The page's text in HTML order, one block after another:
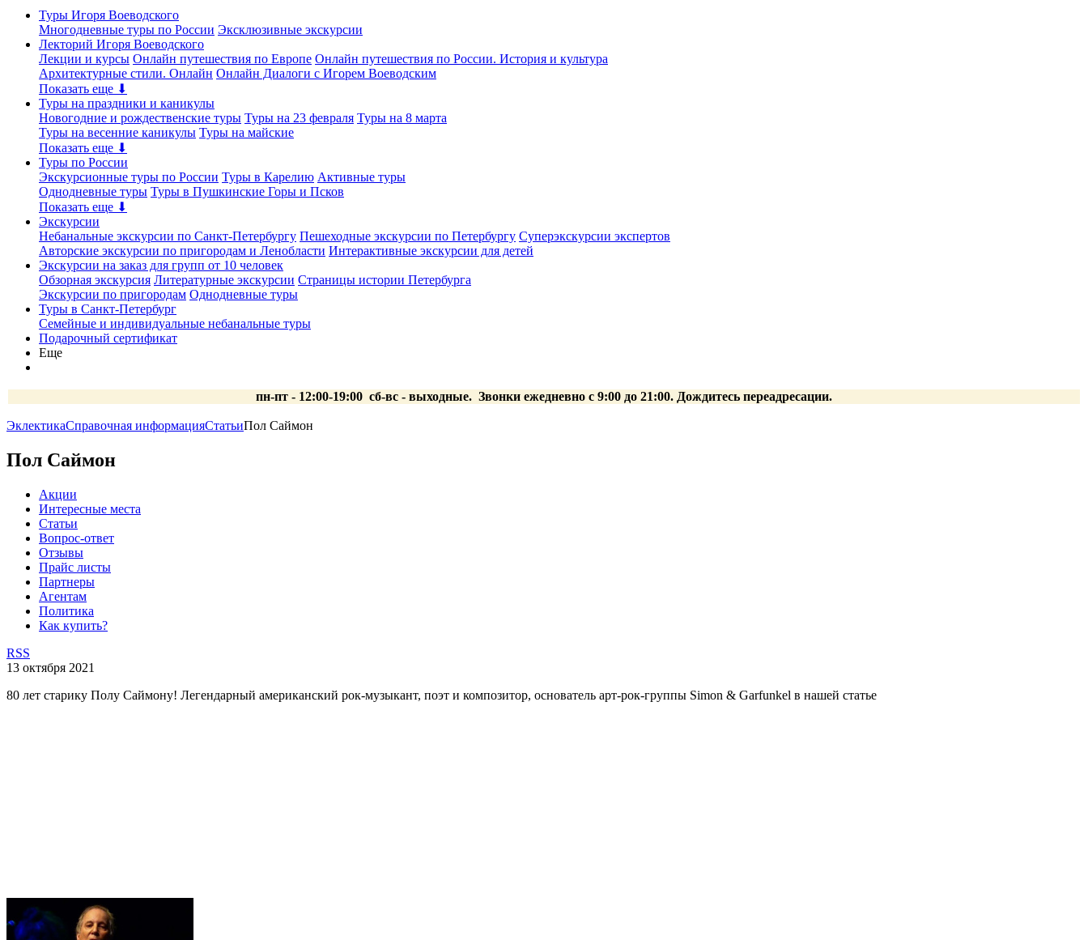
Туры Игоря Воеводского
Многодневные туры по России Эксклюзивные экскурсии
Лекторий Игоря Воеводского
Лекции и курсы Онлайн путешествия по Европе Онлайн путешествия по России. История и культура
Архитектурные стили. Онлайн Онлайн Диалоги с Игорем Воеводским
Показать еще ⬇
Туры на праздники и каникулы
Новогодние и рождественские туры Туры на 23 февраля Туры на 8 марта
Туры на весенние каникулы Туры на майские
Показать еще ⬇
Туры по России
Экскурсионные туры по России Туры в Карелию Активные туры
Однодневные туры Туры в Пушкинские Горы и Псков
Показать еще ⬇
Экскурсии
Небанальные экскурсии по Санкт-Петербургу Пешеходные экскурсии по Петербургу Суперэкскурсии экспертов
Авторские экскурсии по пригородам и Ленобласти Интерактивные экскурсии для детей
Экскурсии на заказ для групп от 10 человек
Обзорная экскурсия Литературные экскурсии Страницы истории Петербурга
Экскурсии по пригородам Однодневные туры
Туры в Санкт-Петербург
Семейные и индивидуальные небанальные туры
Подарочный сертификат
Еще
пн-пт - 12:00-19:00 сб-вс - выходные. Звонки ежедневно с 9:00 до 21:00. Дождитесь переадресации.
ЭклектикаСправочная информацияСтатьиПол Саймон
Пол Саймон
Акции
Интересные места
Статьи
Вопрос-ответ
Отзывы
Прайс листы
Партнеры
Агентам
Политика
Как купить?
RSS
13 октября 2021
80 лет старику Полу Саймону! Легендарный американский рок-музыкант, поэт и композитор, основатель арт-рок-группы Simon & Garfunkel в нашей статье